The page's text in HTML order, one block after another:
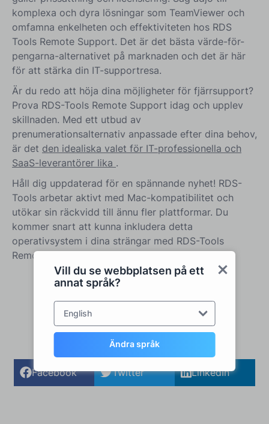
Vill du se webbplatsen på ett
annat språk?
English
Ändra språk
komplexa och dyra lösningar som TeamViewer och
omfamna enkelheten och effektiviteten hos RDS
Tools Remote Support. Det är det bästa värde-för-
pengarna-alternativet på marknaden och det är här
för att stärka din IT-supportresa.
Är du redo att höja dina möjligheter för fjärrsupport?
Prova RDS-Tools Remote Support idag och upplev
skillnaden. Med ett utbud av
prenumerationsalternativ anpassade efter dina behov,
är det den idealiska valet för IT-professionella och
SaaS-leverantörer lika .
Håll dig uppdaterad för en spännande nyhet! RDS-
Tools arbetar aktivt med Mac-kompatibilitet och
utökar sin räckvidd till ännu fler plattformar. Du
kommer snart att kunna inkludera detta
operativsystem i dina strängar med RDS-Tools
Remote Support.
Dela:
Facebook Twitter LinkedIn